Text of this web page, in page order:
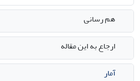
هم رسانی
ارجاع به این مقاله
آمار